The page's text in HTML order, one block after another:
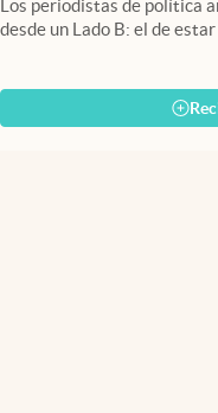
Los periodistas de política
desde un Lado B: el de